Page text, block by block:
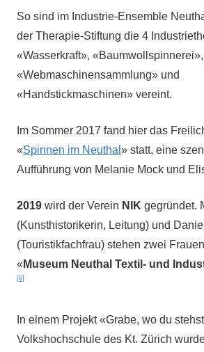
So sind im Industrie-Ensemble
der Therapie-Stiftung die 4
«Wasserkraft», «Baumwollspinnerei»,
«Webmaschinensammlung» und
«Handstickmaschinen» vereint.
Im Sommer 2017 fand hier das
«Spinnen im Neuthal » statt, eine
Aufführung von Melanie Mock und
2019 wird der Verein NIK gegründet.
(Kunsthistorikerin, Leitung) und
(Touristikfachfrau) stehen zwei
« Museum Neuthal Textil- und
[6]
In einem Projekt «Grabe, wo du
Volkshochschule des Kt. Zürich